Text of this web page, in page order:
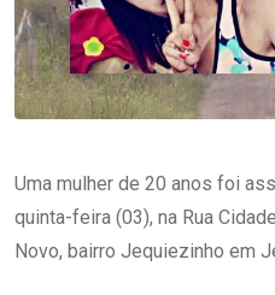
Uma mulher de 20 anos foi
quinta-feira (03), na Rua
Novo, bairro Jequiezinho em